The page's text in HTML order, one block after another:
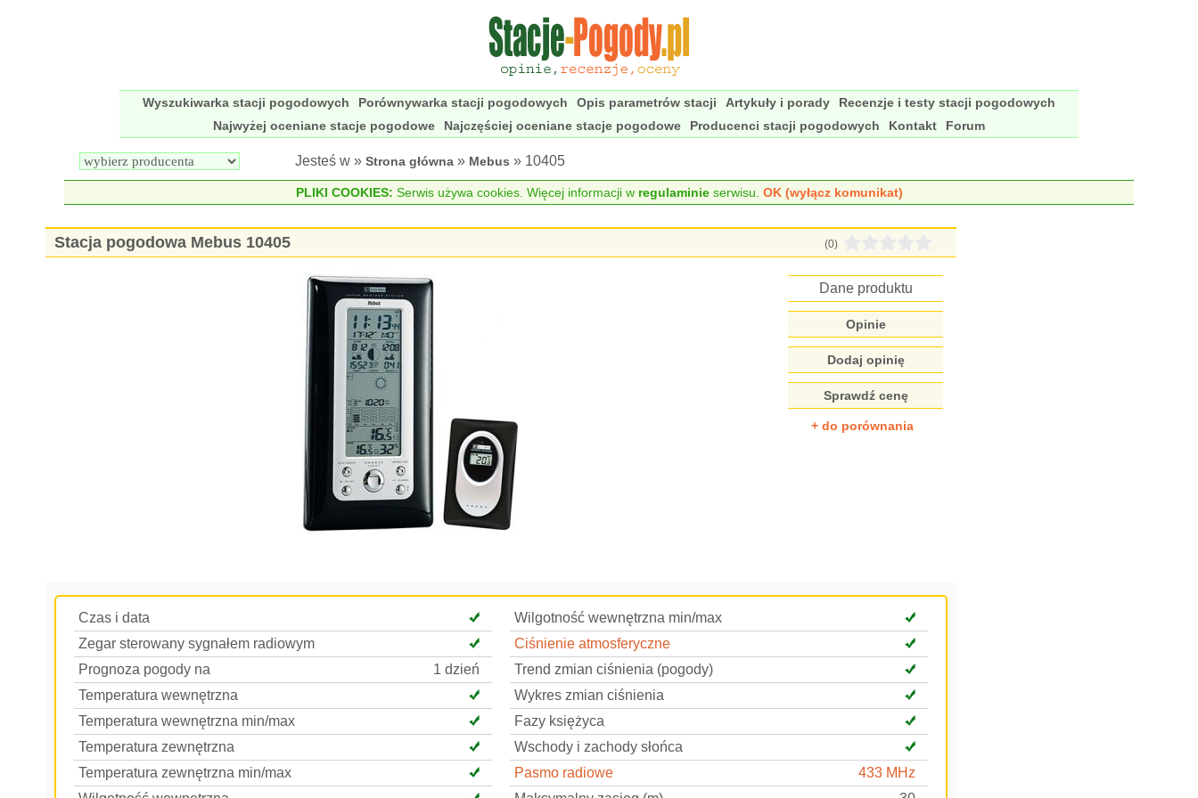
Wyszukiwarka stacji pogodowych Porównywarka stacji pogodowych Opis parametrów stacji Artykuły i porady
Recenzje i testy stacji pogodowych
Najwyżej oceniane stacje pogodowe
Najczęściej oceniane stacje pogodowe Producenci stacji pogodowych Kontakt Forum
Jesteś w » Strona główna » Mebus » 10405
PLIKI COOKIES: Serwis używa cookies. Więcej informacji w regulaminieserwisu. OK (wyłącz komunikat)
Stacja pogodowa Mebus 10405 (0)
Dane produktu
Opinie
Dodaj opinię
Sprawdź cenę
+ do porównania
Czas i data
Zegar sterowany sygnałem radiowym
Prognoza pogody na
1 dzień
Temperatura wewnętrzna
Temperatura wewnętrzna min/max
Temperatura zewnętrzna
Temperatura zewnętrzna min/max
Wilgotność wewnętrzna min/max
Ciśnienie atmosferyczne
Trend zmian ciśnienia (pogody)
Wykres zmian ciśnienia
Fazy księżyca
Wschody i zachody słońca
Pasmo radiowe
433 MHz